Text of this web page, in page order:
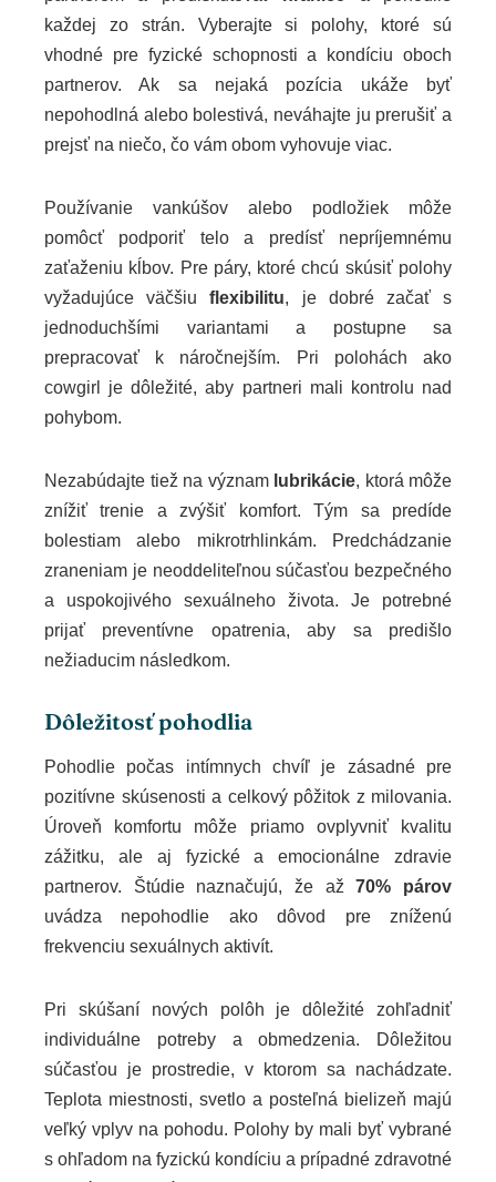
každej zo strán. Vyberajte si polohy, ktoré sú
vhodné pre fyzické schopnosti a kondíciu oboch
partnerov. Ak sa nejaká pozícia ukáže byť
nepohodlná alebo bolestivá, neváhajte ju prerušiť a
prejsť na niečo, čo vám obom vyhovuje viac.
Používanie vankúšov alebo podložiek môže
pomôcť podporiť telo a predísť nepríjemnému
zaťaženiu kĺbov. Pre páry, ktoré chcú skúsiť polohy
vyžadujúce väčšiuflexibilitu, je dobré začať s
jednoduchšími variantami a postupne sa
prepracovať k náročnejším. Pri polohách ako
cowgirl je dôležité, aby partneri mali kontrolu nad
pohybom.
Nezabúdajte tiež na význam lubrikácie, ktorá môže
znížiť trenie a zvýšiť komfort. Tým sa predíde
bolestiam alebo mikrotrhlinkám. Predchádzanie
zraneniam je neoddeliteľnou súčasťou bezpečného
a uspokojivého sexuálneho života. Je potrebné
prijať preventívne opatrenia, aby sa predišlo
nežiaducim následkom.
Dôležitosť pohodlia
Pohodlie počas intímnych chvíľ je zásadné pre
pozitívne skúsenosti a celkový pôžitok z milovania.
Úroveň komfortu môže priamo ovplyvniť kvalitu
zážitku, ale aj fyzické a emocionálne zdravie
partnerov. Štúdie naznačujú, že až70% párov
uvádza nepohodlie ako dôvod pre zníženú
frekvenciu sexuálnych aktivít.
Pri skúšaní nových polôh je dôležité zohľadniť
individuálne potreby a obmedzenia. Dôležitou
súčasťou je prostredie, v ktorom sa nachádzate.
Teplota miestnosti, svetlo a posteľná bielizeň majú
veľký vplyv na pohodu. Polohy by mali byť vybrané
s ohľadom na fyzickú kondíciu a prípadné zdravotné